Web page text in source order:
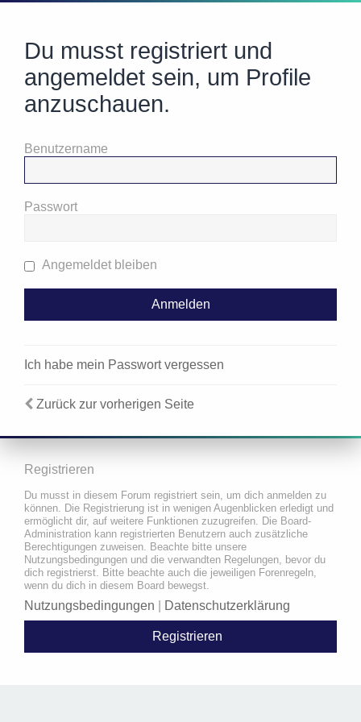
Du musst registriert und
angemeldet sein, um Profile
anzuschauen.
Benutzername
Passwort
Angemeldet bleiben
Ich habe mein Passwort vergessen
Zurück zur vorherigen Seite
Registrieren
Du musst in diesem Forum registriert sein, um dich anmelden zu
können. Die Registrierung ist in wenigen Augenblicken erledigt und
ermöglicht dir, auf weitere Funktionen zuzugreifen. Die Board-
Administration kann registrierten Benutzern auch zusätzliche
Berechtigungen zuweisen. Beachte bitte unsere
Nutzungsbedingungen und die verwandten Regelungen, bevor du
dich registrierst. Bitte beachte auch die jeweiligen Forenregeln,
wenn du dich in diesem Board bewegst.
Nutzungsbedingungen Datenschutzerklärung
Registrieren